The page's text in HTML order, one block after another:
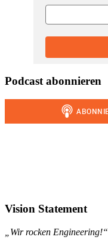
Podcast abonnieren
Vision Statement
„Wir rocken Engineering!“